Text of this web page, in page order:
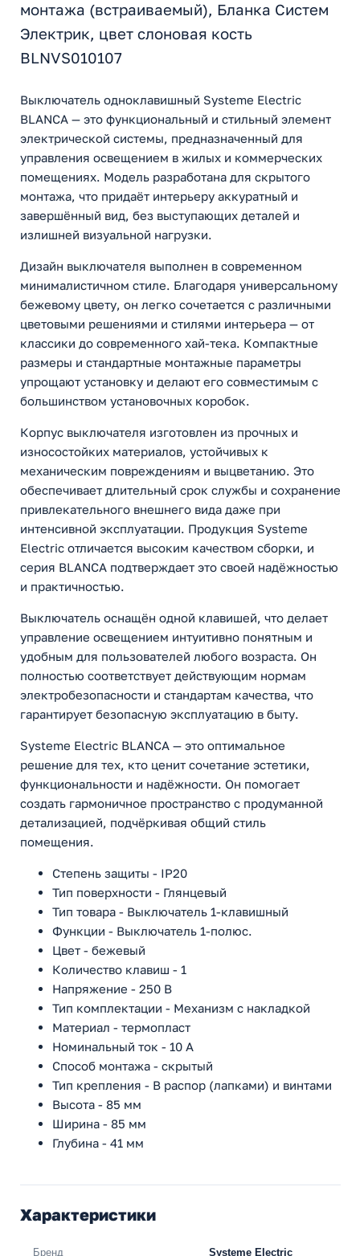
монтажа (встраиваемый), Бланка Систем
Электрик, цвет слоновая кость
BLNVS010107
Выключатель одноклавишный Systeme Electric
BLANCA — это функциональный и стильный элемент
электрической системы, предназначенный для
управления освещением в жилых и коммерческих
помещениях. Модель разработана для скрытого
монтажа, что придаёт интерьеру аккуратный и
завершённый вид, без выступающих деталей и
излишней визуальной нагрузки.
Дизайн выключателя выполнен в современном
минималистичном стиле. Благодаря универсальному
бежевому цвету, он легко сочетается с различными
цветовыми решениями и стилями интерьера — от
классики до современного хай-тека. Компактные
размеры и стандартные монтажные параметры
упрощают установку и делают его совместимым с
большинством установочных коробок.
Корпус выключателя изготовлен из прочных и
износостойких материалов, устойчивых к
механическим повреждениям и выцветанию. Это
обеспечивает длительный срок службы и сохранение
привлекательного внешнего вида даже при
интенсивной эксплуатации. Продукция Systeme
Electric отличается высоким качеством сборки, и
серия BLANCA подтверждает это своей надёжностью
и практичностью.
Выключатель оснащён одной клавишей, что делает
управление освещением интуитивно понятным и
удобным для пользователей любого возраста. Он
полностью соответствует действующим нормам
электробезопасности и стандартам качества, что
гарантирует безопасную эксплуатацию в быту.
Systeme Electric BLANCA — это оптимальное
решение для тех, кто ценит сочетание эстетики,
функциональности и надёжности. Он помогает
создать гармоничное пространство с продуманной
детализацией, подчёркивая общий стиль
помещения.
Степень защиты - IP20
Тип поверхности - Глянцевый
Тип товара - Выключатель 1-клавишный
Функции - Выключатель 1-полюс.
Цвет - бежевый
Количество клавиш - 1
Напряжение - 250 В
Тип комплектации - Механизм с накладкой
Материал - термопласт
Номинальный ток - 10 A
Способ монтажа - скрытый
Тип крепления - В распор (лапками) и винтами
Высота - 85 мм
Ширина - 85 мм
Глубина - 41 мм
Характеристики
Бренд Systeme Electric